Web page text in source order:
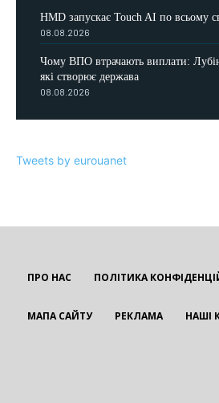
HMD запускає Touch AI по всьому
08.08.2026
Чому ВПО втрачають виплати:
які створює держава
08.08.2026
Tweets by eurouanet
ПРО НАС ПОЛІТИКА
МАПА САЙТУ РЕКЛАМА НАШІ